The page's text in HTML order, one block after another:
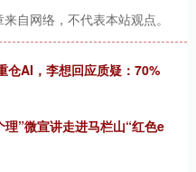
自网络，不代表本站观点。
仓AI，李想回应质疑：70%
”微宣讲走进马栏山“红色e